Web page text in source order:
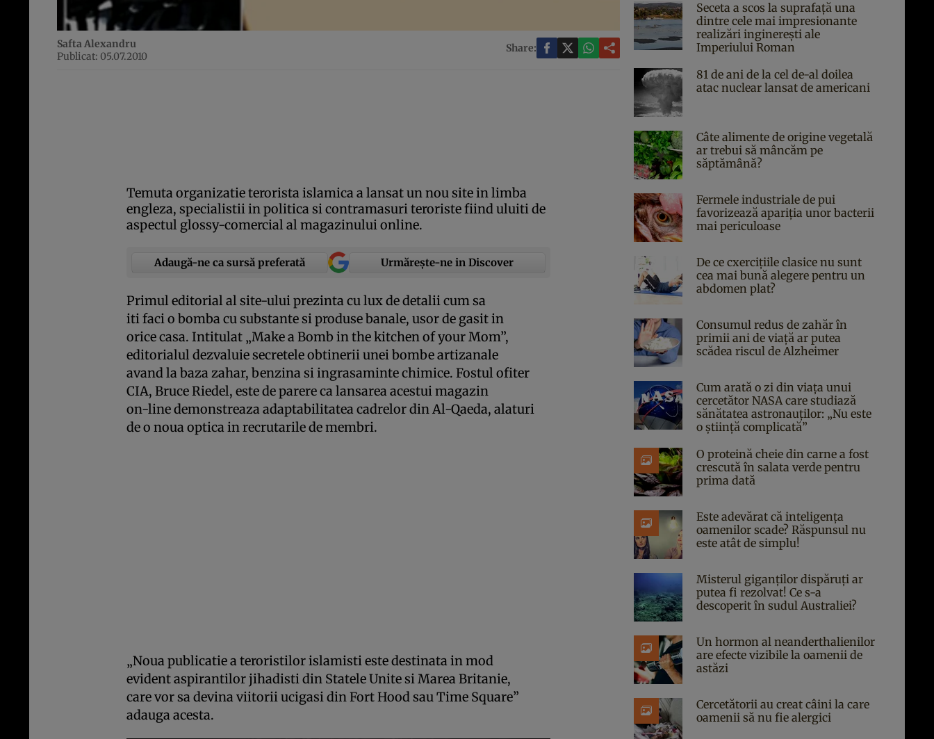
Safta Alexandru
Publicat: 05.07.2010
Share:
Temuta organizatie terorista islamica a lansat un nou site in limba
engleza, specialistii in politica si contramasuri teroriste fiind uluiti de
aspectul glossy-comercial al magazinului online.
Adaugă-ne ca sursă preferată Urmărește-ne in Discover
Primul editorial al site-ului prezinta cu lux de detalii cum sa
iti faci o bomba cu substante si produse banale, usor de gasit in
orice casa. Intitulat „Make a Bomb in the kitchen of your Mom”,
editorialul dezvaluie secretele obtinerii unei bombe artizanale
avand la baza zahar, benzina si ingrasaminte chimice. Fostul ofiter
CIA, Bruce Riedel, este de parere ca lansarea acestui magazin
on-line demonstreaza adaptabilitatea cadrelor din Al-Qaeda, alaturi
de o noua optica in recrutarile de membri.
„Noua publicatie a teroristilor islamisti este destinata in mod
evident aspirantilor jihadisti din Statele Unite si Marea Britanie,
care vor sa devina viitorii ucigasi din Fort Hood sau Time Square”
adauga acesta.
Seceta a scos la suprafață una
dintre cele mai impresionante
realizări inginerești ale
Imperiului Roman
81 de ani de la cel de-al doilea
atac nuclear lansat de americani
Câte alimente de origine vegetală
ar trebui să mâncăm pe
săptămână?
Fermele industriale de pui
favorizează apariția unor bacterii
mai periculoase
De ce cxercițiile clasice nu sunt
cea mai bună alegere pentru un
abdomen plat?
Consumul redus de zahăr în
primii ani de viață ar putea
scădea riscul de Alzheimer
Cum arată o zi din viața unui
cercetător NASA care studiază
sănătatea astronauților: „Nu este
o știință complicată”
O proteină cheie din carne a fost
crescută în salata verde pentru
prima dată
Este adevărat că inteligența
oamenilor scade? Răspunsul nu
este atât de simplu!
Misterul giganților dispăruți ar
putea fi rezolvat! Ce s-a
descoperit în sudul Australiei?
Un hormon al neanderthalienilor
are efecte vizibile la oamenii de
astăzi
Cercetătorii au creat câini la care
oamenii să nu fie alergici